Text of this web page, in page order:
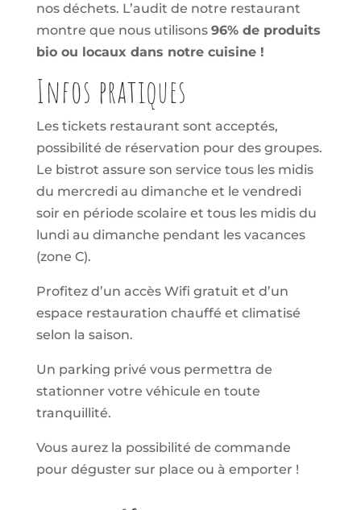
nos déchets. L’audit de notre restaurant
montre que nous utilisons 96% de produits
bio ou locaux dans notre cuisine !
Infos pratiques
Les tickets restaurant sont acceptés,
possibilité de réservation pour des groupes.
Le bistrot assure son service tous les midis
du mercredi au dimanche et le vendredi
soir en période scolaire et tous les midis du
lundi au dimanche pendant les vacances
(zone C).
Profitez d’un accès Wifi gratuit et d’un
espace restauration chauffé et climatisé
selon la saison.
Un parking privé vous permettra de
stationner votre véhicule en toute
tranquillité.
Vous aurez la possibilité de commande
pour déguster sur place ou à emporter !